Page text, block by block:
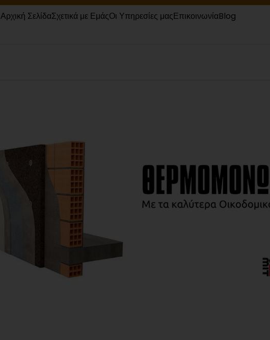
Αρχική ΣελίδαΣχετικά με ΕμάςΟι Υπηρεσίες μαςΕπικοινωνίαBlog